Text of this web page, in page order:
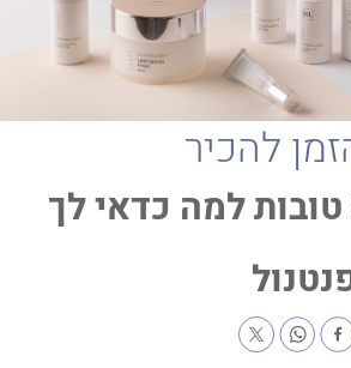
להכיר
טובות למה כדאי לך